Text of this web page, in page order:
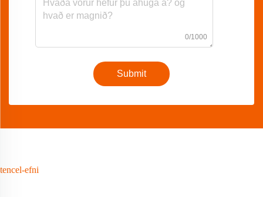
0/1000
Submit
tencel-efni